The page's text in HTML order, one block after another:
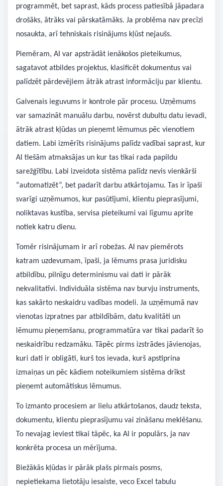
programmēt, bet saprast, kāds process patiesībā jāpadara
drošāks, ātrāks vai pārskatāmāks. Ja problēma nav precīzi
nosaukta, arī tehniskais risinājums kļūst nejaušs.
Piemēram, AI var apstrādāt ienākošos pieteikumus,
sagatavot atbildes projektus, klasificēt dokumentus vai
palīdzēt pārdevējiem ātrāk atrast informāciju par klientu.
Galvenais ieguvums ir kontrole pār procesu. Uzņēmums
var samazināt manuālu darbu, novērst dubultu datu ievadi,
ātrāk atrast kļūdas un pieņemt lēmumus pēc vienotiem
datiem. Labi izmērīts risinājums palīdz vadībai saprast, kur
AI tiešām atmaksājas un kur tas tikai rada papildu
sarežģītību. Labi izveidota sistēma palīdz nevis vienkārši
“automatizēt”, bet padarīt darbu atkārtojamu. Tas ir īpaši
svarīgi uzņēmumos, kur pasūtījumi, klientu pieprasījumi,
noliktavas kustība, servisa pieteikumi vai līgumu aprite
notiek katru dienu.
Tomēr risinājumam ir arī robežas. AI nav piemērots
katram uzdevumam, īpaši, ja lēmums prasa juridisku
atbildību, pilnīgu determinismu vai dati ir pārāk
nekvalitatīvi. Individuāla sistēma nav burvju instruments,
kas sakārto neskaidru vadības modeli. Ja uzņēmumā nav
vienotas izpratnes par atbildībām, datu kvalitāti un
lēmumu pieņemšanu, programmatūra var tikai padarīt šo
neskaidrību redzamāku. Tāpēc pirms izstrādes jāvienojas,
kuri dati ir obligāti, kurš tos ievada, kurš apstiprina
izmaiņas un pēc kādiem noteikumiem sistēma drīkst
pieņemt automātiskus lēmumus.
To izmanto procesiem ar lielu atkārtošanos, daudz teksta,
dokumentu, klientu pieprasījumu vai zināšanu meklēšanu.
To nevajag ieviest tikai tāpēc, ka AI ir populārs, ja nav
konkrēta procesa un mērījuma.
Biežākās kļūdas ir pārāk plašs pirmais posms,
nepietiekama lietotāju iesaiste, veco Excel tabulu